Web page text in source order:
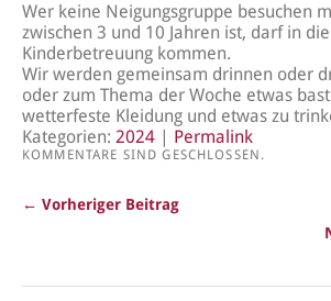
Wer keine Neigungsgruppe besuchen
zwischen 3 und 10 Jahren ist, darf in
Kinderbetreuung kommen.
Wir werden gemeinsam drinnen oder
oder zum Thema der Woche etwas
wetterfeste Kleidung und etwas zu
Kategorien: 2024 Permalink
KOMMENTARE SIND GESCHLOSSEN.
← Vorheriger Beitrag